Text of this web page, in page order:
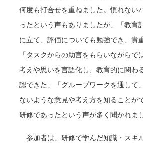
何度も打合せを重ねました。慣れない
ったという声もありましたが、「教育
に立て、評価についても勉強でき、貴
「タスクからの助言をもらいながらで
考えや思いを言語化し、教育的に関わ
認できた」「グループワークを通して
ないような意見や考え方を知ることが
研修であったという声が多く聞かれま
参加者は、研修で学んだ知識・スキ